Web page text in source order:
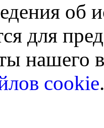
об
для
нашего
cookie.